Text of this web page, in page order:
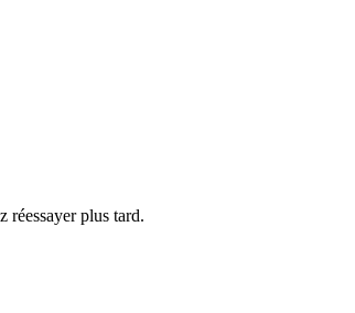
réessayer plus tard.